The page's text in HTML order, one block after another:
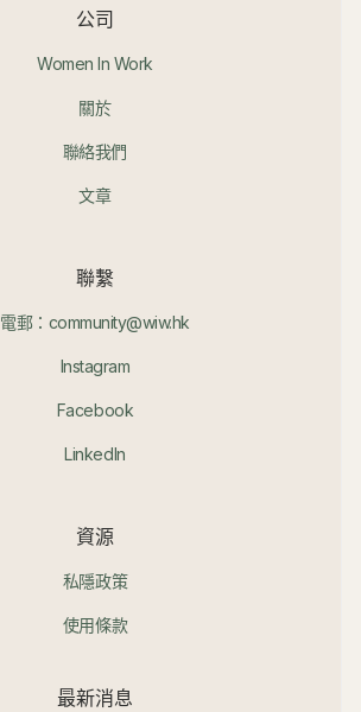
公司
Women In Work
關於
聯絡我們
文章
聯繫
電郵：community@wiw.hk
Instagram
Facebook
LinkedIn
資源
私隱政策
使用條款
最新消息